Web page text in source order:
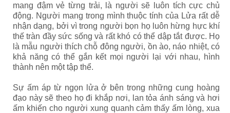
mang đậm vẻ từng trải, là người sẽ luôn tích cực chủ
động. Người mang trong mình thuộc tính của Lửa rất dễ
nhận dạng, bởi vì trong người bọn họ luôn hừng hực khí
thế tràn đầy sức sống và rất khó có thể dập tắt được. Họ
là mẫu người thích chỗ đông người, ồn ào, náo nhiệt, có
khả năng có thể gắn kết mọi người lại với nhau, hình
thành nên một tập thể.
Sự ấm áp từ ngọn lửa ở bên trong những cung hoàng
đạo này sẽ theo họ đi khắp nơi, lan tỏa ánh sáng và hơi
ấm khiến cho người xung quanh cảm thấy ấm lòng, xua